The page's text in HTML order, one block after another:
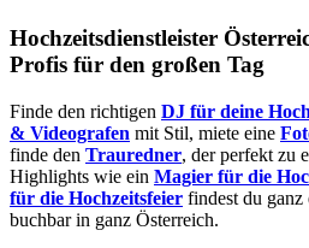
Hochzeitsdienstleister
Profis für den großen Tag
Finde den richtigen DJ für deine
& Videografen mit Stil, miete eine
finde den Trauredner, der perfekt zu
Highlights wie ein Magier für die
für die Hochzeitsfeier findest du
buchbar in ganz Österreich.